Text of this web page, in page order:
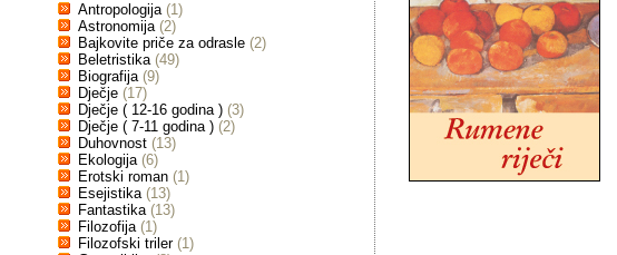
Antropologija (1)
Astronomija (2)
Bajkovite priče za odrasle (2)
Beletristika (49)
Biografija (9)
Dječje (17)
Dječje ( 12-16 godina ) (3)
Dječje ( 7-11 godina ) (2)
Duhovnost (13)
Ekologija (6)
Erotski roman (1)
Esejistika (13)
Fantastika (13)
Filozofija (1)
Filozofski triler (1)